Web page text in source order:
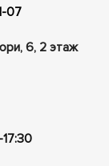
07
​​6, 2 этаж